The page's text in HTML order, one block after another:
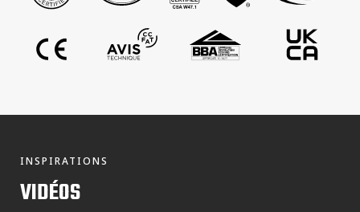
INSPIRATIONS
VIDÉOS